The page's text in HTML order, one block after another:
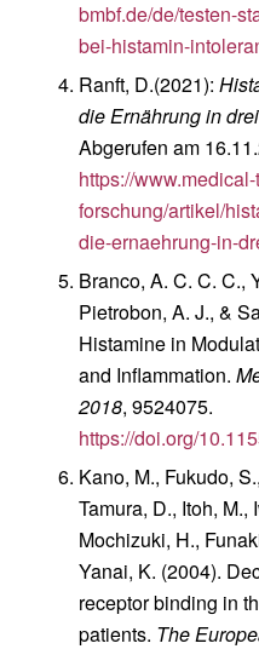
bmbf.de/de/testen-
bei-histamin-
Ranft, D.(2021):
die Ernährung in
Abgerufen am
https://
forschung/artikel/
die-ernaehrung-in-
Branco, A. C. C. C.,
Pietrobon, A. J., &
Histamine in
and Inflammation.
2018, 9524075.
https://doi.org/
Kano, M., Fukudo,
Tamura, D., Itoh, M.,
Mochizuki, H.,
Yanai, K. (2004).
receptor binding in
patients. The